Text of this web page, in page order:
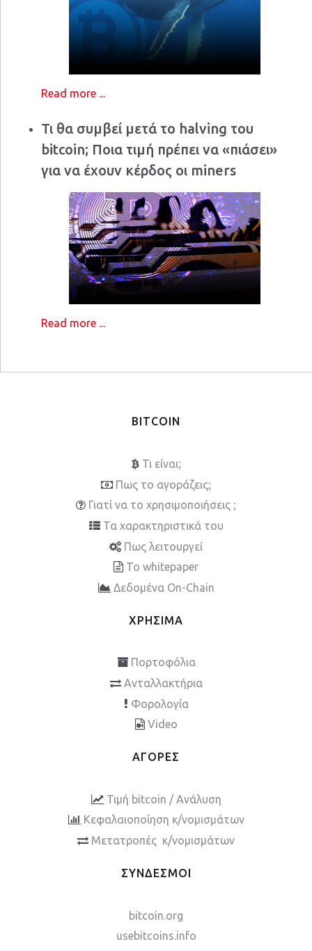
Read more ...
Τι θα συμβεί μετά το halving του
bitcoin; Ποια τιμή πρέπει να «πιάσει»
για να έχουν κέρδος οι miners
Read more ...
BITCOIN
Τι είναι;
Πως το αγοράζεις;
Γιατί να το χρησιμοποιήσεις ;
Τα χαρακτηριστικά του
Πως λειτουργεί
To whitepaper
Δεδομένα On-Chain
ΧΡΗΣΙΜΑ
Πορτοφόλια
Ανταλλακτήρια
Φορολογία
Video
ΑΓΟΡΕΣ
Τιμή bitcoin / Ανάλυση
Κεφαλαιοποίηση κ/νομισμάτων
Μετατροπές κ/νομισμάτων
ΣΥΝΔΕΣΜΟΙ
bitcoin.org
usebitcoins.info